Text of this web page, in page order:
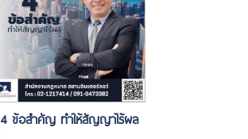
4 ข้อสำคัญ ทำให้สัญญาไร้ผล